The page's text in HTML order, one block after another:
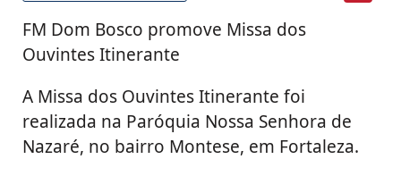
FM Dom Bosco promove Missa dos
Ouvintes Itinerante
A Missa dos Ouvintes Itinerante foi
realizada na Paróquia Nossa Senhora de
Nazaré, no bairro Montese, em Fortaleza.